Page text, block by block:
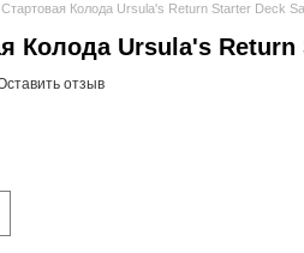
Колода Ursula's Return Starter Deck
Колода Ursula's Return
отзыв